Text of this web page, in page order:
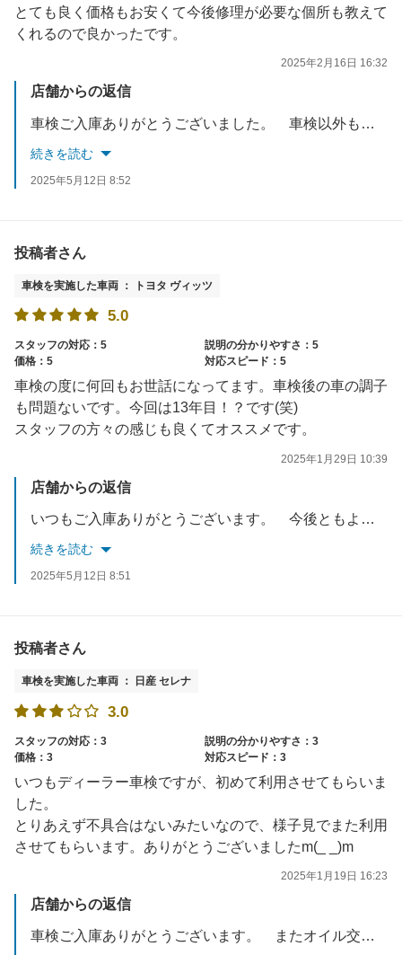
とても良く価格もお安くて今後修理が必要な個所も教えて
くれるので良かったです。
2025年2月16日 16:32
店舗からの返信
車検ご入庫ありがとうございました。 車検以外も低価格で対応していますので、修理等もお声かけください。
続きを読む
2025年5月12日 8:52
投稿者さん
車検を実施した車両 ： トヨタ ヴィッツ
5.0
スタッフの対応：5
説明の分かりやすさ：5
価格：5
対応スピード：5
車検の度に何回もお世話になってます。車検後の車の調子
も問題ないです。今回は13年目！？です(笑)
スタッフの方々の感じも良くてオススメです。
2025年1月29日 10:39
店舗からの返信
いつもご入庫ありがとうございます。 今後ともよろしくお願いします
続きを読む
2025年5月12日 8:51
投稿者さん
車検を実施した車両 ： 日産 セレナ
3.0
スタッフの対応：3
説明の分かりやすさ：3
価格：3
対応スピード：3
いつもディーラー車検ですが、初めて利用させてもらいま
した。
とりあえず不具合はないみたいなので、様子見でまた利用
させてもらいます。ありがとうございましたm(_ _)m
2025年1月19日 16:23
店舗からの返信
車検ご入庫ありがとうございます。 またオイル交換などでもご利用ください。